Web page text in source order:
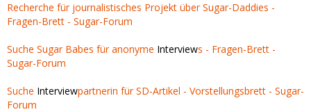
Recherche für journalistisches Projekt über Sugar-Daddies -
Fragen-Brett - Sugar-Forum
Suche Sugar Babes für anonyme Interviews - Fragen-Brett -
Sugar-Forum
Suche Interviewpartnerin für SD-Artikel - Vorstellungsbrett - Sugar-
Forum